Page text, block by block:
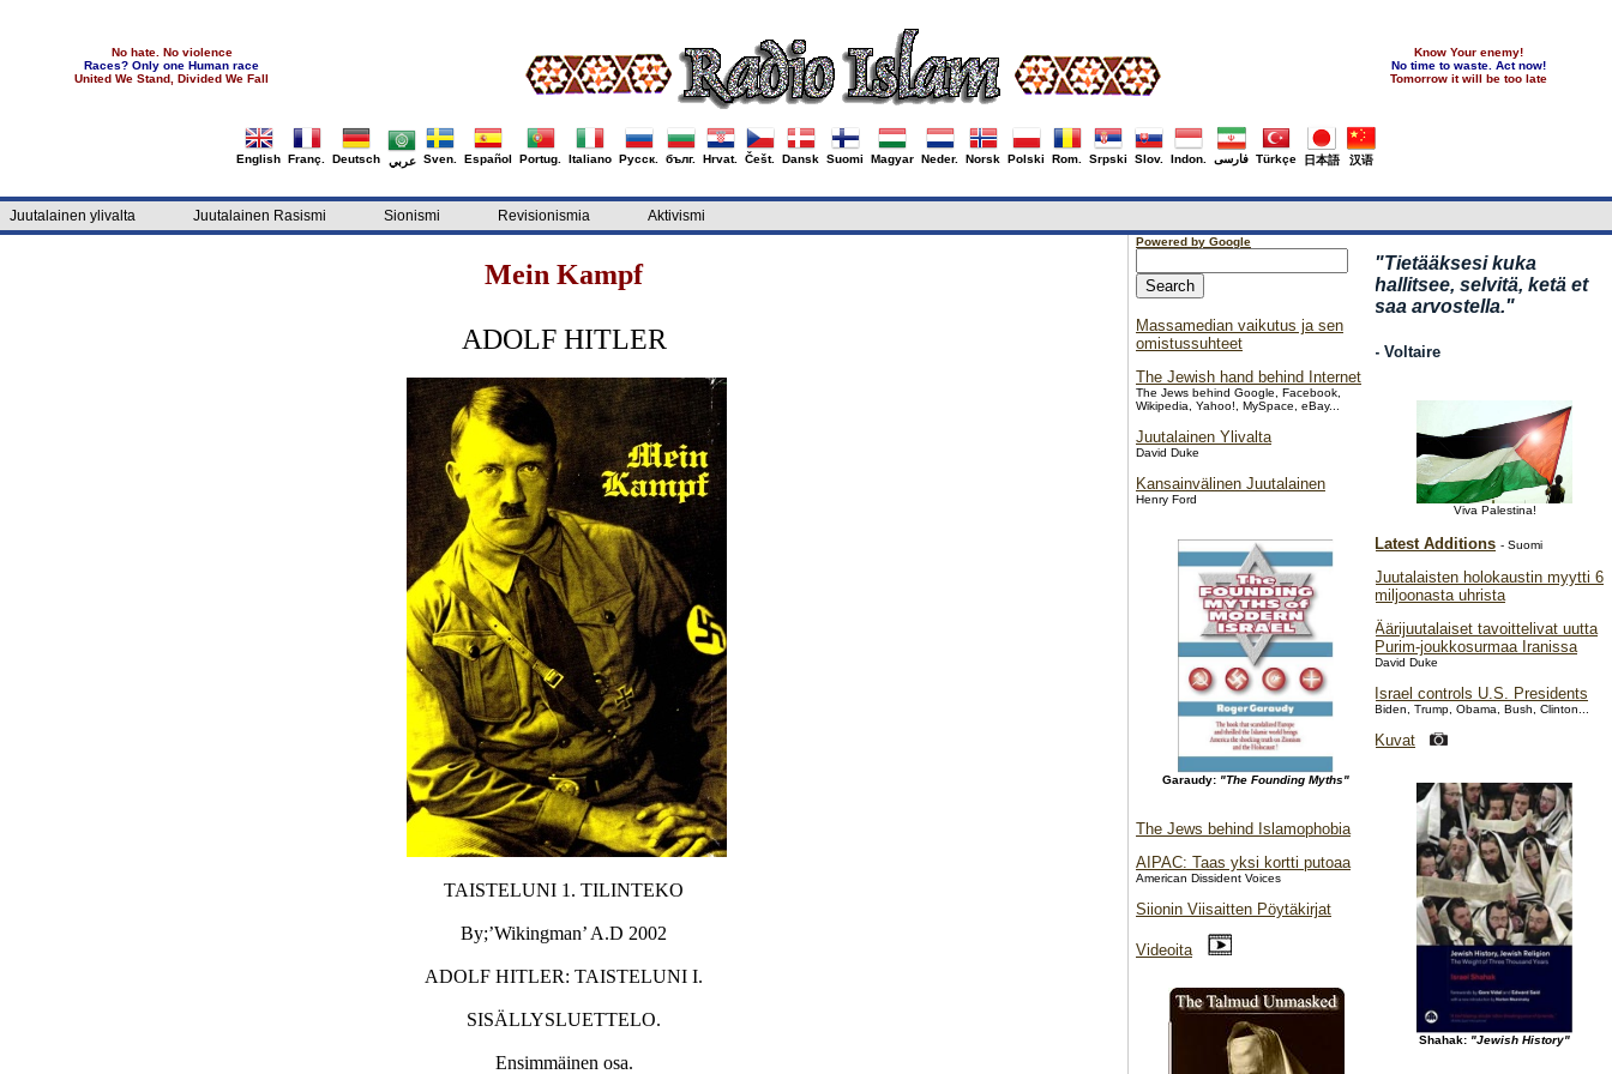
No hate. No violence
Races? Only one Human race
United We Stand, Divided We Fall
Know Your enemy!
No time to waste. Act now!
Tomorrow it will be too late
English Franç. Deutsch عربي Sven. Español Portug. Italiano Русск. бълг. Hrvat. Češt. Dansk Suomi Magyar Neder. Norsk Polski Rom. Srpski Slov. Indon. فارسی Türkçe 日本語 汉语
Juutalainen ylivalta Juutalainen Rasismi Sionismi Revisionismia Aktivismi
TAISTELUNI 1. TILINTEKO
By;’Wikingman’ A.D 2002
ADOLF HITLER: TAISTELUNI I.
SISÄLLYSLUETTELO.
Ensimmäinen osa.
"Tietääksesi kuka
hallitsee, selvitä, ketä et
saa arvostella."
- Voltaire
Viva Palestina!
Latest Additions - Suomi
Juutalaisten holokaustin myytti 6
miljoonasta uhrista
Äärijuutalaiset tavoittelivat uutta
Purim-joukkosurmaa Iranissa
David Duke
Israel controls U.S. Presidents
Biden, Trump, Obama, Bush, Clinton...
Kuvat
Shahak: "Jewish History"
Powered by Google
Massamedian vaikutus ja sen
omistussuhteet
The Jewish hand behind Internet
The Jews behind Google, Facebook,
Wikipedia, Yahoo!, MySpace, eBay...
Juutalainen Ylivalta
David Duke
Kansainvälinen Juutalainen
Henry Ford
Garaudy: "The Founding Myths"
The Jews behind Islamophobia
AIPAC: Taas yksi kortti putoaa
American Dissident Voices
Siionin Viisaitten Pöytäkirjat
Videoita